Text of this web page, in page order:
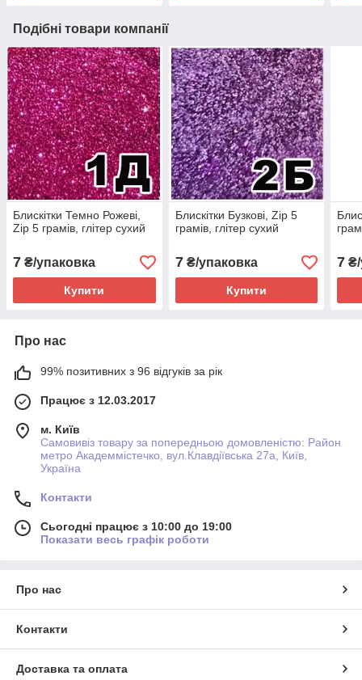
Подібні товари компанії
Блискітки Темно Рожеві,
Zip 5 грамів, глітер сухий
7 ₴/упаковка
Купити
Блискітки Бузкові, Zip 5
грамів, глітер сухий
7₴/упаковка
Купити
7 ₴/
Про нас
99% позитивних з 96 відгуків за рік
Працює з 12.03.2017
м. Київ
Самовивіз товару за попередньою домовленістю: Район
метро Академмістечко, вул.Клавдіївська 27а, Київ,
Україна
Контакти
Сьогодні працює з 10:00 до 19:00
Показати весь графік роботи
Про нас
Контакти
Доставка та оплата